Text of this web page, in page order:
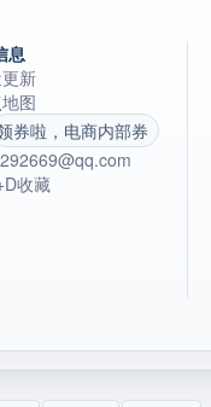
息
新
图
券啦，电商内部券
收藏